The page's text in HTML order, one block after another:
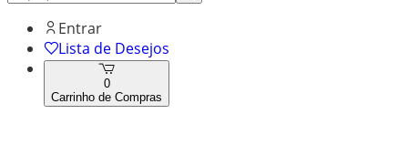
Entrar
Lista de Desejos
0
Carrinho de Compras